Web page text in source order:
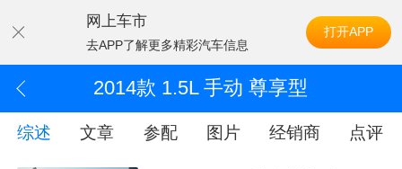
网上车市
去APP了解更多精彩汽车信息
打开APP
2014款 1.5L 手动 尊享型
综述 文章 参配 图片 经销商 点评